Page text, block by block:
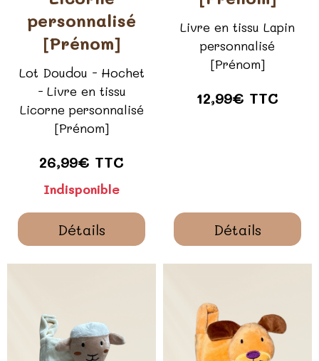
personnalisé
[Prénom]
Lot Doudou - Hochet
- Livre en tissu
Licorne personnalisé
[Prénom]
26,99€ TTC
Indisponible
Détails
Livre en tissu Lapin
personnalisé
[Prénom]
12,99€ TTC
Détails